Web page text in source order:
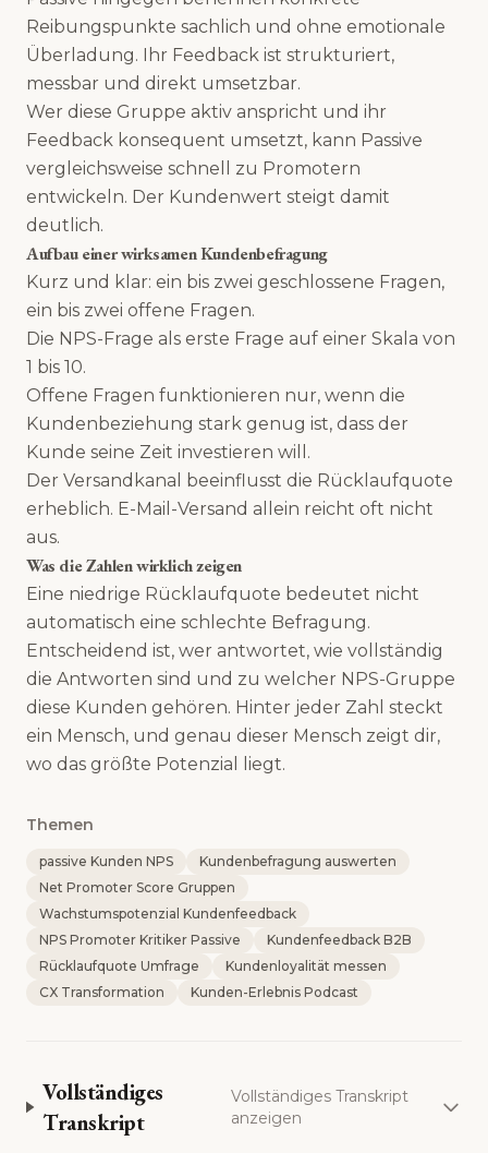
Reibungspunkte sachlich und ohne emotionale
Überladung. Ihr Feedback ist strukturiert,
messbar und direkt umsetzbar.
Wer diese Gruppe aktiv anspricht und ihr
Feedback konsequent umsetzt, kann Passive
vergleichsweise schnell zu Promotern
entwickeln. Der Kundenwert steigt damit
deutlich.
Aufbau einer wirksamen Kundenbefragung
Kurz und klar: ein bis zwei geschlossene Fragen,
ein bis zwei offene Fragen.
Die NPS-Frage als erste Frage auf einer Skala von
1 bis 10.
Offene Fragen funktionieren nur, wenn die
Kundenbeziehung stark genug ist, dass der
Kunde seine Zeit investieren will.
Der Versandkanal beeinflusst die Rücklaufquote
erheblich. E-Mail-Versand allein reicht oft nicht
aus.
Was die Zahlen wirklich zeigen
Eine niedrige Rücklaufquote bedeutet nicht
automatisch eine schlechte Befragung.
Entscheidend ist, wer antwortet, wie vollständig
die Antworten sind und zu welcher NPS-Gruppe
diese Kunden gehören. Hinter jeder Zahl steckt
ein Mensch, und genau dieser Mensch zeigt dir,
wo das größte Potenzial liegt.
Themen
passive Kunden NPS
Kundenbefragung auswerten
Net Promoter Score Gruppen
Wachstumspotenzial Kundenfeedback
NPS Promoter Kritiker Passive
Kundenfeedback B2B
Rücklaufquote Umfrage
Kundenloyalität messen
CX Transformation
Kunden-Erlebnis Podcast
Vollständiges
Transkript
Vollständiges Transkript
anzeigen